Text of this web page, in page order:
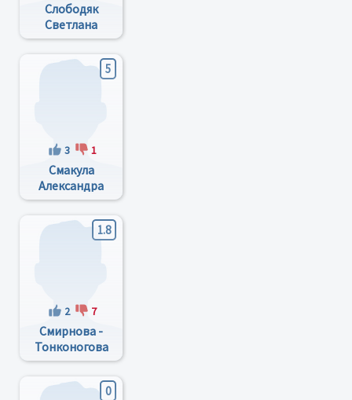
Слободяк
Светлана
Ивановна
5
3 1
Смакула
Александра
Ивановна
1.8
2 7
Смирнова -
Тонконогова
Ирина
Михайловна
0